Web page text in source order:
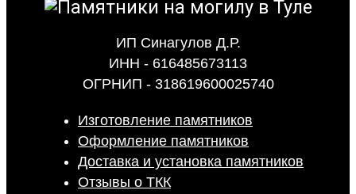
ИП Синагулов Д.Р.
ИНН - 616485673113
ОГРНИП - 318619600025740
Изготовление памятников
Оформление памятников
Доставка и установка памятников
Отзывы о ТКК